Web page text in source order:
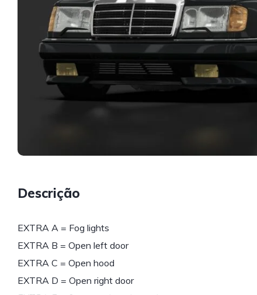
Descrição
EXTRA A = Fog lights
EXTRA B = Open left door
EXTRA C = Open hood
EXTRA D = Open right door